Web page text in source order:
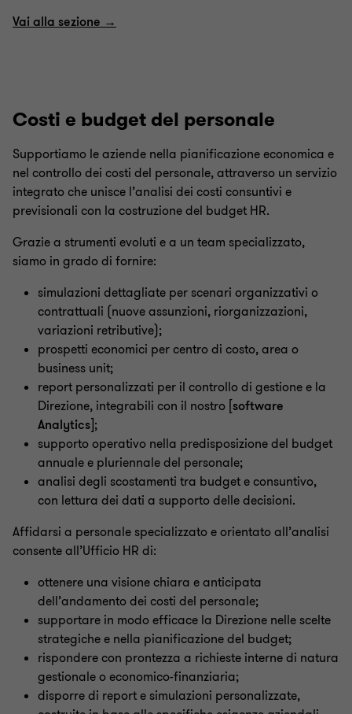
Vai alla sezione →
Costi e budget del personale
Supportiamo le aziende nella pianificazione economica e
nel controllo dei costi del personale, attraverso un servizio
integrato che unisce l’analisi dei costi consuntivi e
previsionali con la costruzione del budget HR.
Grazie a strumenti evoluti e a un team specializzato,
siamo in grado di fornire:
simulazioni dettagliate per scenari organizzativi o
contrattuali (nuove assunzioni, riorganizzazioni,
variazioni retributive);
prospetti economici per centro di costo, area o
business unit;
report personalizzati per il controllo di gestione e la
Direzione, integrabili con il nostro [software
Analytics];
supporto operativo nella predisposizione del budget
annuale e pluriennale del personale;
analisi degli scostamenti tra budget e consuntivo,
con lettura dei dati a supporto delle decisioni.
Affidarsi a personale specializzato e orientato all’analisi
consente all’Ufficio HR di:
ottenere una visione chiara e anticipata
dell’andamento dei costi del personale;
supportare in modo efficace la Direzione nelle scelte
strategiche e nella pianificazione del budget;
rispondere con prontezza a richieste interne di natura
gestionale o economico-finanziaria;
disporre di report e simulazioni personalizzate,